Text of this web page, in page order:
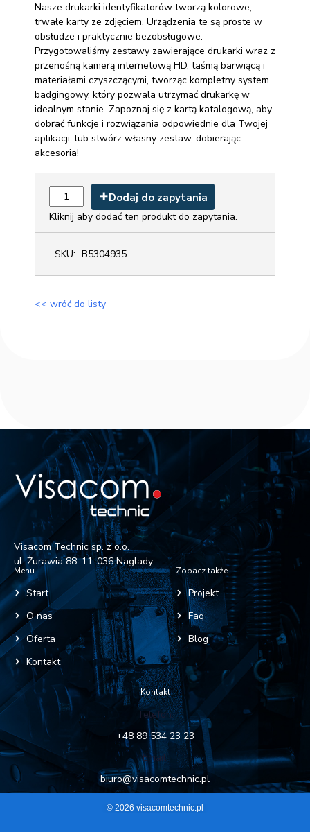
Nasze drukarki identyfikatorów tworzą kolorowe,
trwałe karty ze zdjęciem. Urządzenia te są proste w
obsłudze i praktycznie bezobsługowe.
Przygotowaliśmy zestawy zawierające drukarki wraz z
przenośną kamerą internetową HD, taśmą barwiącą i
materiałami czyszczącymi, tworząc kompletny system
badgingowy, który pozwala utrzymać drukarkę w
idealnym stanie. Zapoznaj się z kartą katalogową, aby
dobrać funkcje i rozwiązania odpowiednie dla Twojej
aplikacji, lub stwórz własny zestaw, dobierając
akcesoria!
Dodaj do zapytania
Kliknij aby dodać ten produkt do zapytania.
SKU: B5304935
<< wróć do listy
Visacom Technic sp. z o.o.
ul. Żurawia 88, 11-036 Naglady
Menu
Start
O nas
Oferta
Kontakt
Zobacz także
Projekt
Faq
Blog
Kontakt
Telefon:
+48 89 534 23 23
Email:
biuro@visacomtechnic.pl
© 2026 visacomtechnic.pl